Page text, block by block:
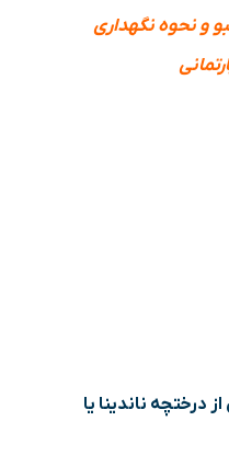
و نحوه نگهداری
درختچه ناندینا یا